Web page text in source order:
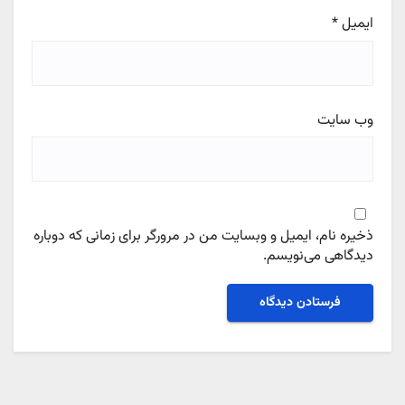
ایمیل*
وب‌ سایت
ذخیره نام، ایمیل و وبسایت من در مرورگر برای زمانی که دوباره
دیدگاهی می‌نویسم.